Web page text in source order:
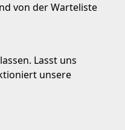
von der Warteliste
Lasst uns
unsere